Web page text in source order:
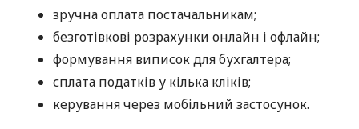
зручна оплата постачальникам;
безготівкові розрахунки онлайн і офлайн;
формування виписок для бухгалтера;
сплата податків у кілька кліків;
керування через мобільний застосунок.